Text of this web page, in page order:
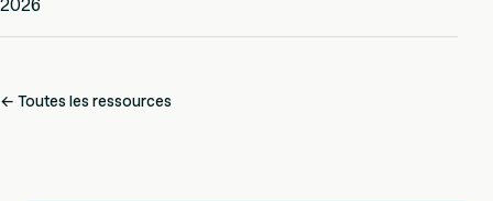
2026
← Toutes les ressources